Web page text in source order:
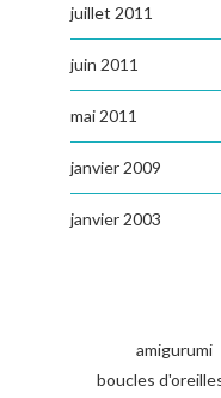
juillet 2011
juin 2011
mai 2011
janvier 2009
janvier 2003
amigurumi
boucles